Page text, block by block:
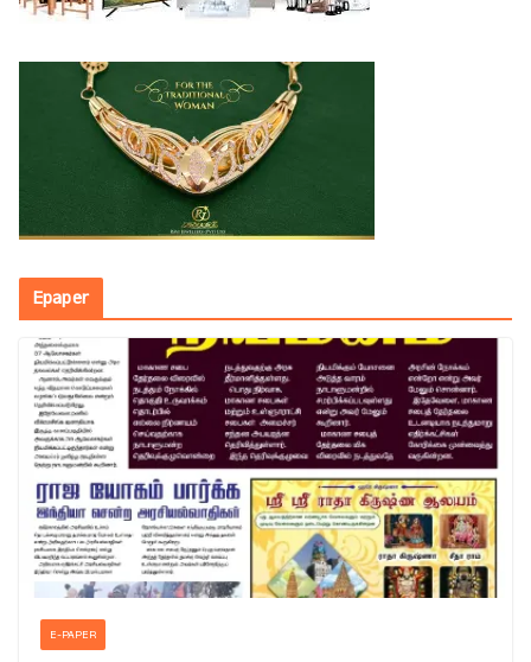
Epaper
E-PAPER